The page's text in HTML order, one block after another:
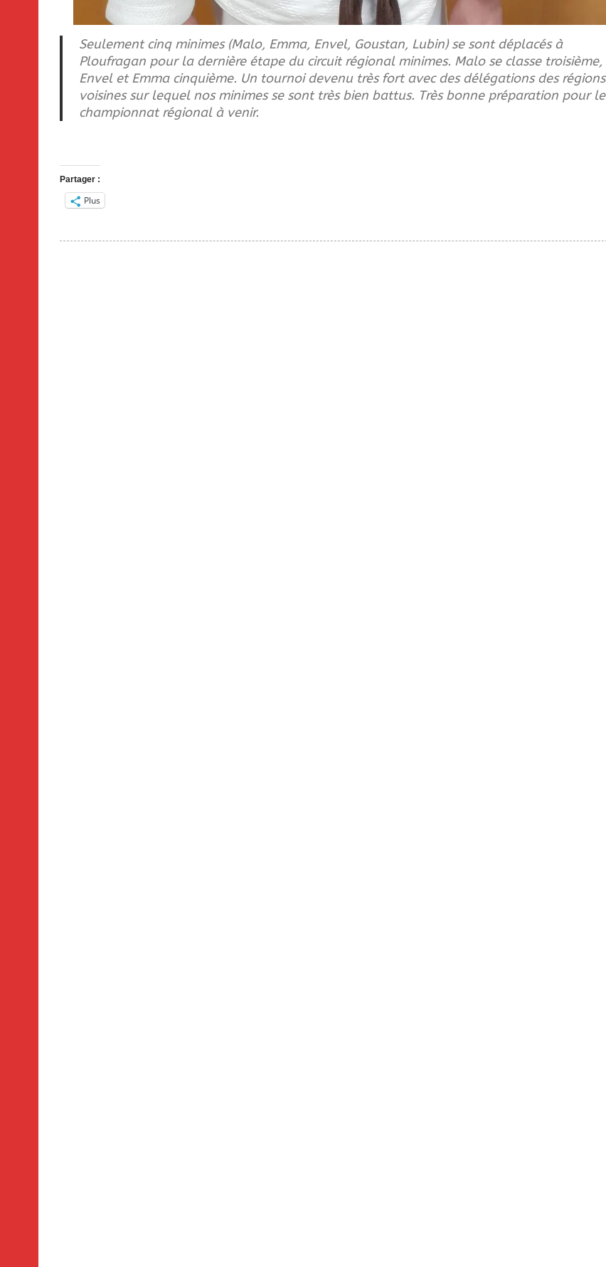
Seulement cinq minimes (Malo, Emma, Envel, Goustan, Lubin) se sont déplacés à
Ploufragan pour la dernière étape du circuit régional minimes. Malo se classe troisième,
Envel et Emma cinquième. Un tournoi devenu très fort avec des délégations des régions
voisines sur lequel nos minimes se sont très bien battus. Très bonne préparation pour le
championnat régional à venir.
Partager :
Plus